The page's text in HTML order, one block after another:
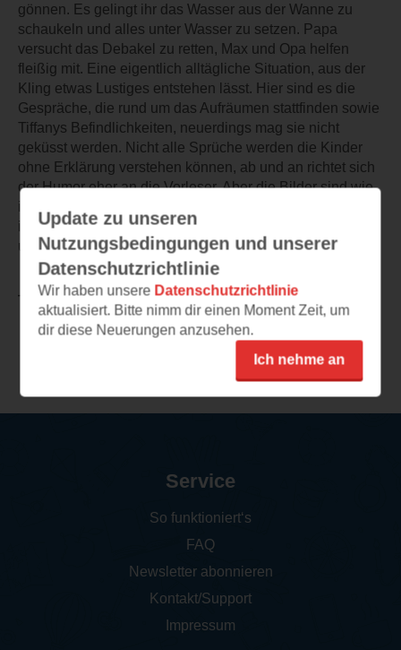
gönnen. Es gelingt ihr das Wasser aus der Wanne zu
schaukeln und alles unter Wasser zu setzen. Papa
versucht das Debakel zu retten, Max und Opa helfen
fleißig mit. Eine eigentlich alltägliche Situation, aus der
Kling etwas Lustiges entstehen lässt. Hier sind es die
Gespräche, die rund um das Aufräumen stattfinden sowie
Tiffanys Befindlichkeiten, neuerdings mag sie nicht
geküsst werden. Nicht alle Sprüche werden die Kinder
ohne Erklärung verstehen können, ab und an richtet sich
der Humor eher an die Vorleser. Aber die Bilder sind wie
immer sehr schön und detailliert. Den roten Faden habe
ich ein wenig vermisst, aber sonst eine witzige
unterhaltsame Fortsetzung.
TEILEN
Update zu unseren
Nutzungsbedingungen und unserer
Datenschutzrichtlinie
Wir haben unsere Datenschutzrichtlinie
aktualisiert. Bitte nimm dir einen Moment Zeit, um
dir diese Neuerungen anzusehen.
Ich nehme an
Service
So funktioniert‘s
FAQ
Newsletter abonnieren
Kontakt/Support
Impressum